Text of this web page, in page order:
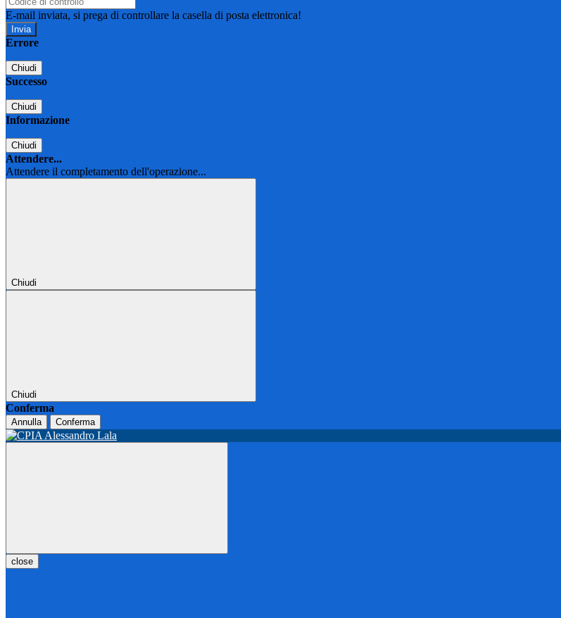
E-mail inviata, si prega di controllare la casella di posta elettronica!
Errore
Chiudi
Successo
Chiudi
Informazione
Chiudi
Attendere...
Attendere il completamento dell'operazione...
Chiudi
Chiudi
Conferma
Annulla Conferma
close